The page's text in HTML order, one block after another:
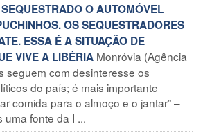
O AUTOMÓVEL
OS SEQUESTRADORES
ESSA É A SITUAÇÃO DE
VIVE A LIBÉRIA Monróvia (Agência
seguem com desinteresse os
do país; é mais importante
comida para o almoço e o jantar” –
uma fonte da I ...